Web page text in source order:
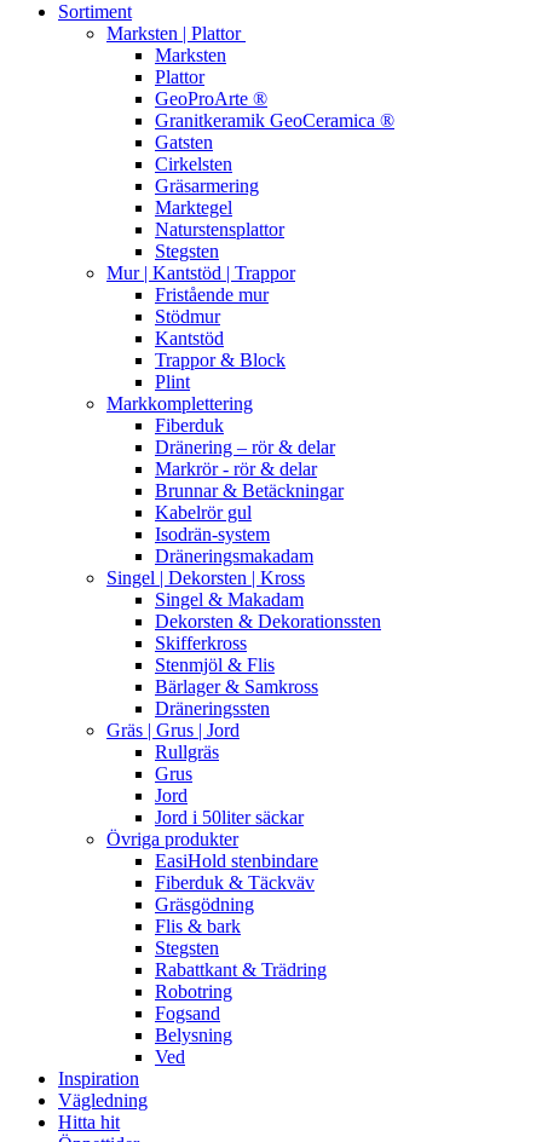
Sortiment
Marksten | Plattor
Marksten
Plattor
GeoProArte ®
Granitkeramik GeoCeramica ®
Gatsten
Cirkelsten
Gräsarmering
Marktegel
Naturstensplattor
Stegsten
Mur | Kantstöd | Trappor
Fristående mur
Stödmur
Kantstöd
Trappor & Block
Plint
Markkomplettering
Fiberduk
Dränering – rör & delar
Markrör - rör & delar
Brunnar & Betäckningar
Kabelrör gul
Isodrän-system
Dräneringsmakadam
Singel | Dekorsten | Kross
Singel & Makadam
Dekorsten & Dekorationssten
Skifferkross
Stenmjöl & Flis
Bärlager & Samkross
Dräneringssten
Gräs | Grus | Jord
Rullgräs
Grus
Jord
Jord i 50liter säckar
Övriga produkter
EasiHold stenbindare
Fiberduk & Täckväv
Gräsgödning
Flis & bark
Stegsten
Rabattkant & Trädring
Robotring
Fogsand
Belysning
Ved
Inspiration
Vägledning
Hitta hit